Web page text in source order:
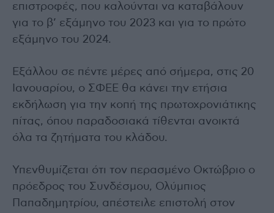
επιστροφές, που καλούνται να καταβάλουν
για το β’ εξάμηνο του 2023 και για το πρώτο
εξάμηνο του 2024.
Εξάλλου σε πέντε μέρες από σήμερα, στις 20
Ιανουαρίου, ο ΣΦΕΕ θα κάνει την ετήσια
εκδήλωση για την κοπή της πρωτοχρονιάτικης
πίτας, όπου παραδοσιακά τίθενται ανοικτά
όλα τα ζητήματα του κλάδου.
Υπενθυμίζεται ότι τον περασμένο Οκτώβριο ο
πρόεδρος του Συνδέσμου, Ολύμπιος
Παπαδημητρίου, απέστειλε επιστολή στον